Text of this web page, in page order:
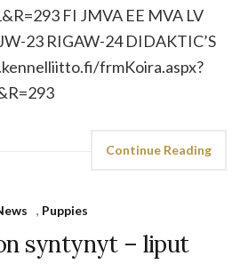
FI JMVA EE MVA LV
23 RIGAW-24 DIDAKTIC’S
frmKoira.aspx?
Continue Reading
, Puppies
syntynyt – liput